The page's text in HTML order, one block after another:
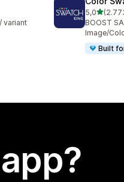
variant
5,0ud af 5
2773
BOOST
Image/
Built